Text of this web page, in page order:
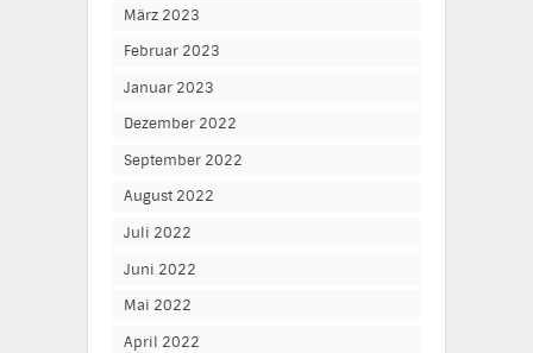
März 2023
Februar 2023
Januar 2023
Dezember 2022
September 2022
August 2022
Juli 2022
Juni 2022
Mai 2022
April 2022